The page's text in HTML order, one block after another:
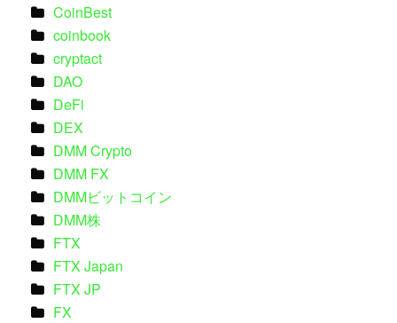
CoinBest
coinbook
cryptact
DAO
DeFi
DEX
DMM Crypto
DMM FX
DMMビットコイン
DMM株
FTX
FTX Japan
FTX JP
FX